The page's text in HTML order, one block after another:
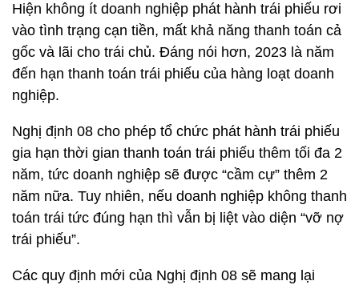
Hiện không ít doanh nghiệp phát hành trái phiếu rơi
vào tình trạng cạn tiền, mất khả năng thanh toán cả
gốc và lãi cho trái chủ. Đáng nói hơn, 2023 là năm
đến hạn thanh toán trái phiếu của hàng loạt doanh
nghiệp.
Nghị định 08 cho phép tổ chức phát hành trái phiếu
gia hạn thời gian thanh toán trái phiếu thêm tối đa 2
năm, tức doanh nghiệp sẽ được “cầm cự” thêm 2
năm nữa. Tuy nhiên, nếu doanh nghiệp không thanh
toán trái tức đúng hạn thì vẫn bị liệt vào diện “vỡ nợ
trái phiếu”.
Các quy định mới của Nghị định 08 sẽ mang lại